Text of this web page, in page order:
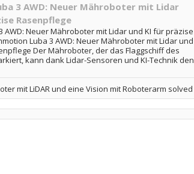
3 AWD: Neuer Mähroboter mit Lidar
Rasenpflege
AWD: Neuer Mähroboter mit Lidar und KI für präzise
Luba 3 AWD: Neuer Mähroboter mit Lidar und
Der Mähroboter, der das Flaggschiff des
kann dank Lidar-Sensoren und KI-Technik den
mit LiDAR und eine Vision mit Roboterarm solved